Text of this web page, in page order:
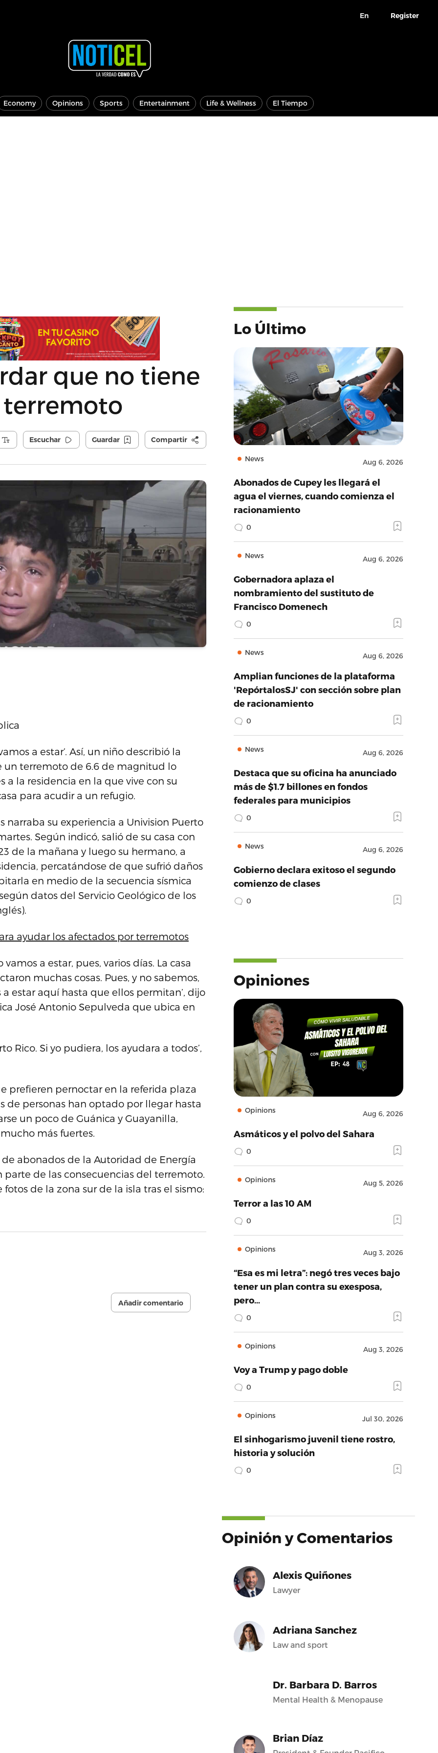
En Register
Economy Opinions Sports Entertainment Life & Wellness El Tiempo
que no tiene
terremoto
Escuchar Guardar Compartir
a estar’. Así, un niño describió la
un terremoto de 6.6 de magnitud lo
a la residencia en la que vive con su
para acudir a un refugio.
su experiencia a Univision Puerto
Según indicó, salió de su casa con
de la mañana y luego su hermano, a
percatándose de que sufrió daños
en medio de la secuencia sísmica
datos del Servicio Geológico de los
ayudar los afectados por terremotos
a estar, pues, varios días. La casa
muchas cosas. Pues, y no sabemos,
estar aquí hasta que ellos permitan’, dijo
José Antonio Sepulveda que ubica en
Rico. Si yo pudiera, los ayudara a todos’,
prefieren pernoctar en la referida plaza
de personas han optado por llegar hasta
un poco de Guánica y Guayanilla,
más fuertes.
abonados de la Autoridad de Energía
parte de las consecuencias del terremoto.
de la zona sur de la isla tras el sismo:
Añadir comentario
Lo Último
News Aug 6, 2026
Abonados de Cupey les llegará el
agua el viernes, cuando comienza el
racionamiento
0
News Aug 6, 2026
Gobernadora aplaza el
nombramiento del sustituto de
Francisco Domenech
0
News Aug 6, 2026
Amplian funciones de la plataforma
'RepórtalosSJ' con sección sobre plan
de racionamiento
0
News Aug 6, 2026
Destaca que su oficina ha anunciado
más de $1.7 billones en fondos
federales para municipios
0
News Aug 6, 2026
Gobierno declara exitoso el segundo
comienzo de clases
0
Opiniones
Opinions Aug 6, 2026
Asmáticos y el polvo del Sahara
0
Opinions Aug 5, 2026
Terror a las 10 AM
0
Opinions Aug 3, 2026
“Esa es mi letra”: negó tres veces bajo
tener un plan contra su exesposa,
pero…
0
Opinions Aug 3, 2026
Voy a Trump y pago doble
0
Opinions Jul 30, 2026
El sinhogarismo juvenil tiene rostro,
historia y solución
0
Opinión y Comentarios
Alexis Quiñones
Lawyer
Adriana Sanchez
Law and sport
Dr. Barbara D. Barros
Mental Health & Menopause
Brian Díaz